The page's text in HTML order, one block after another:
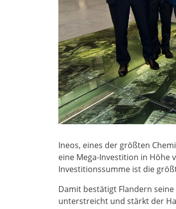
Ineos, eines der größten
eine Mega-Investition in Höhe
Investitionssumme ist die
Damit bestätigt Flandern
unterstreicht und stärkt der